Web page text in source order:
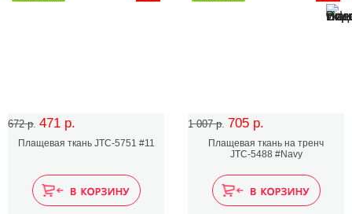
672 р. 471 р.
Плащевая ткань JTC-5751 #11
1 007 р. 705 р.
Плащевая ткань на тренч
JTC-5488 #Navy